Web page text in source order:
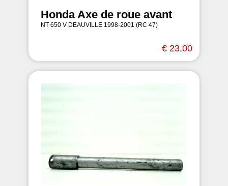
Honda Axe de roue avant
NT 650 V DEAUVILLE 1998-2001 (RC 47)
€ 23,00